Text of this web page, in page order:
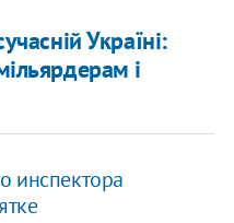
Україні:
і
инспектора